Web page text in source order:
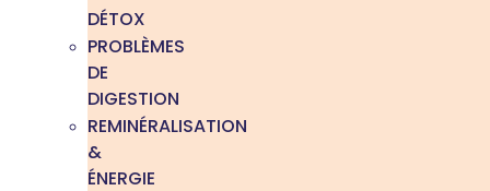
DÉTOX
PROBLÈMES
DE
DIGESTION
REMINÉRALISATION
&
ÉNERGIE